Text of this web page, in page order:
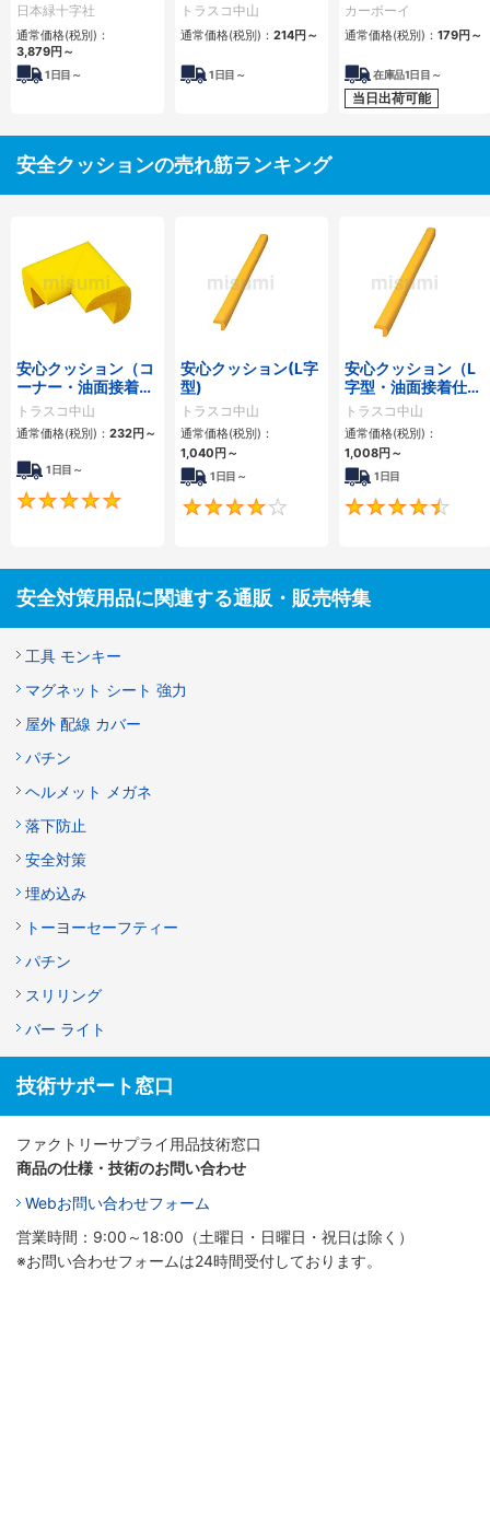
日本緑十字社
通常価格(税別)：
3,879円 ～
1 日目～
トラスコ中山
通常価格(税別)： 214円 ～
1 日目～
カーボーイ
通常価格(税別)： 179円 ～
在庫品1日目～
当日出荷可能
安全クッションの売れ筋ランキング
安心クッション（コ
ーナー・油面接着仕
様）
トラスコ中山
通常価格(税別)： 232円 ～
1日目～
5
安心クッション(L字
型)
トラスコ中山
通常価格(税別)：
1,040円 ～
1日目～
4
安心クッション（L
字型・油面接着仕
様）
トラスコ中山
通常価格(税別)：
1,008円 ～
1日目
安全対策用品に関連する通販・販売特集
工具 モンキー
マグネット シート 強力
屋外 配線 カバー
パチン
ヘルメット メガネ
落下防止
安全対策
埋め込み
トーヨーセーフティー
パチン
スリリング
バー ライト
技術サポート窓口
ファクトリーサプライ用品技術窓口
商品の仕様・技術のお問い合わせ
Webお問い合わせフォーム
営業時間：9:00～18:00（土曜日・日曜日・祝日は除く）
※お問い合わせフォームは24時間受付しております。